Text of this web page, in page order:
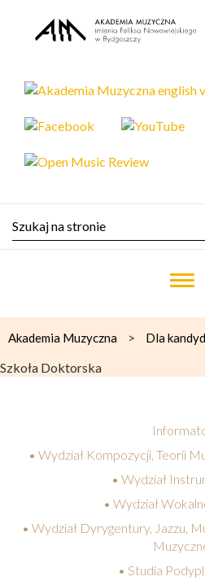
Akademia Muzyczna > Dla
Szkoła Doktorska
• Wydział Kompozycji, Teorii
• Wydział
• Wydział
• Wydział Dyrygentury, Jazzu,
• Studia